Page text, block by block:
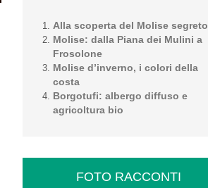
Alla scoperta del Molise segreto
Molise: dalla Piana dei Mulini a
Frosolone
Molise d’inverno, i colori della
costa
Borgotufi: albergo diffuso e
agricoltura bio
FOTO RACCONTI